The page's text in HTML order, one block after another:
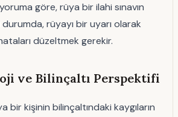
göre, rüya bir ilahi sınavın
rüyayı bir uyarı olarak
düzeltmek gerekir.
ve Bilinçaltı Perspektifi
bir kişinin bilinçaltındaki kaygıların